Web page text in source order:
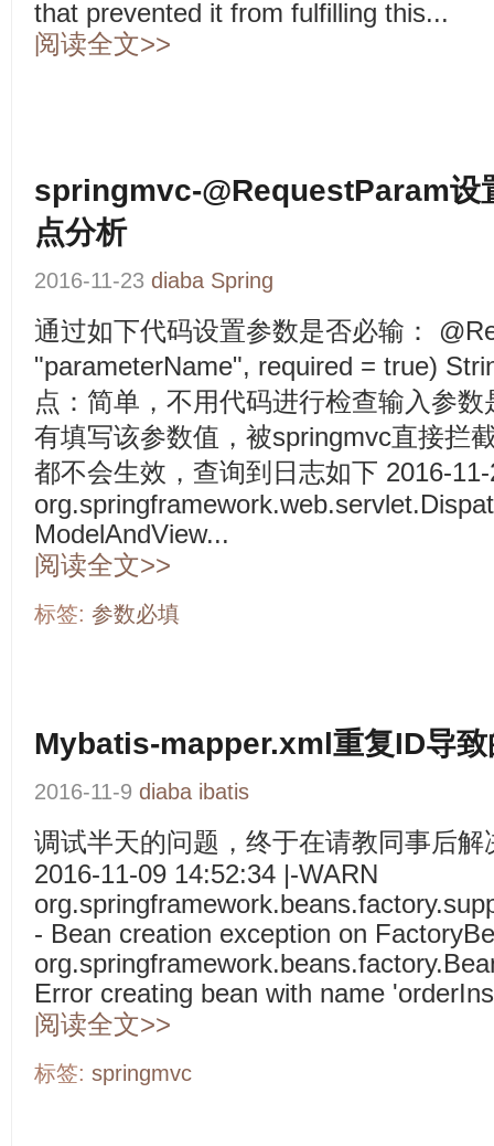
that prevented it from fulfilling this...
阅读全文>>
springmvc-@RequestParam设
点分析
2016-11-23 diaba Spring
通过如下代码设置参数是否必输：
"parameterName", required = true)
点：简单，不用代码进行检查输入参
有填写该参数值，被springmvc直接拦
都不会生效，查询到日志如下 2016-
ModelAndView...
阅读全文>>
标签: 参数必填
Mybatis-mapper.xml重复ID导致
2016-11-9 diaba ibatis
调试半天的问题，终于在请教同事后
2016-11-09 14:52:34 |-WARN
- Bean creation exception on
Error creating bean with name
阅读全文>>
标签: springmvc